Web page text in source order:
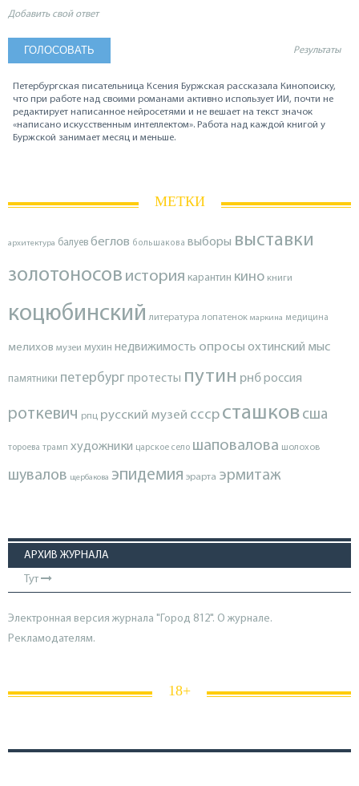
Добавить свой ответ
Результаты
Петербургская писательница Ксения Буржская рассказала Кинопоиску,
что при работе над своими романами активно использует ИИ, почти не
редактирует написанное нейросетями и не вешает на текст значок
«написано искусственным интеллектом». Работа над каждой книгой у
Буржской занимает месяц и меньше.
МЕТКИ
архитектура балуев беглов большакова выборы выставки
золотоносов история карантин кино книги
коцюбинский литература лопатенок маркина медицина
мелихов музеи мухин недвижимость опросы охтинский мыс
памятники петербургпротесты путин рнброссия
роткевич рпц русский музей ссср сташков сша
тороева трамп художники царское село шаповалова шолохов
шувалов щербакова эпидемия эрарта эрмитаж
АРХИВ ЖУРНАЛА
Тут
Электронная версия журнала "Город 812". О журнале.
Рекламодателям.
18+